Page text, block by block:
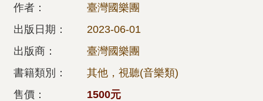
作者：
臺灣國樂團
出版日期：
2023-06-01
出版商：
臺灣國樂團
書籍類別：
其他，視聽(音樂類)
售價：
1500元